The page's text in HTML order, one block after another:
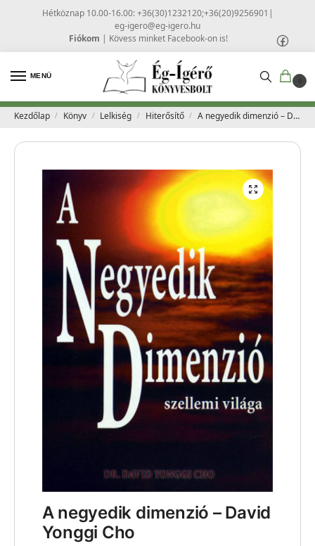
Hétköznap 10.00-16.00: +36(30)1232120;+36(20)9256901 |
eg-igero@eg-igero.hu
Fiókom | Kövess minket Facebook-on is!
MENÜ
0
Kezdőlap / Könyv / Lelkiség / Hiterősítő / A negyedik dimenzió – David Yonggi Cho
A negyedik dimenzió – David
Yonggi Cho